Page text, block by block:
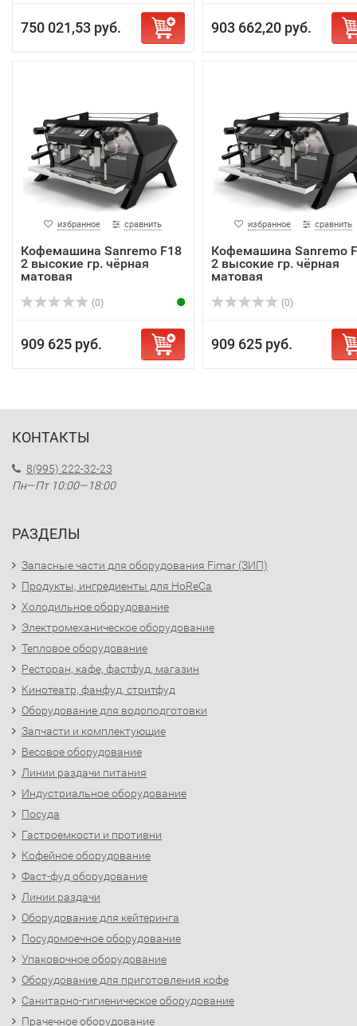
750 021,53 руб. 903 662,20 руб.
избранное сравнить
Кофемашина Sanremo F18
2 высокие гр. чёрная
матовая
(0)
909 625 руб.
избранное сравнить
Кофемашина Sanremo
2 высокие гр. чёрная
матовая
(0)
909 625 руб.
КОНТАКТЫ
8(995) 222-32-23
Пн—Пт 10:00—18:00
РАЗДЕЛЫ
Запасные части для оборудования Fimar (ЗИП)
Продукты, ингредиенты для HoReCa
Холодильное оборудование
Электромеханическое оборудование
Тепловое оборудование
Ресторан, кафе, фастфуд, магазин
Кинотеатр, фанфуд, стритфуд
Оборудование для водоподготовки
Запчасти и комплектующие
Весовое оборудование
Линии раздачи питания
Индустриальное оборудование
Посуда
Гастроемкости и противни
Кофейное оборудование
Фаст-фуд оборудование
Линии раздачи
Оборудование для кейтеринга
Посудомоечное оборудование
Упаковочное оборудование
Оборудование для приготовления кофе
Санитарно-гигиеническое оборудование
Прачечное оборудование